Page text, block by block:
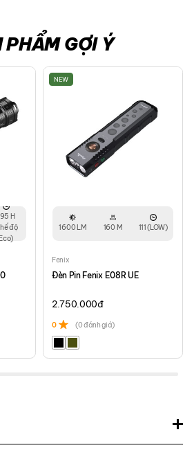
PHẨM GỢI Ý
H
độ
NEW
1600 LM 160 M 111 (LOW)
Fenix
Đèn Pin Fenix E08R UE
2.750.000đ
0 (0 đánh giá)